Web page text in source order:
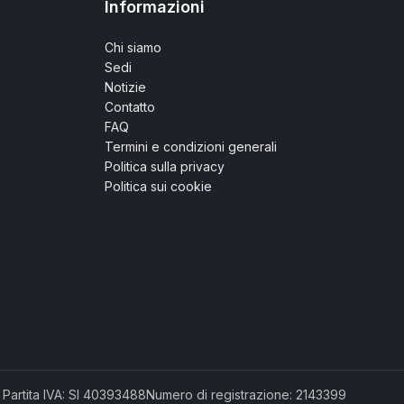
Informazioni
Chi siamo
Sedi
Notizie
Contatto
FAQ
Termini e condizioni generali
Politica sulla privacy
Politica sui cookie
Partita IVA: SI 40393488Numero di registrazione: 2143399